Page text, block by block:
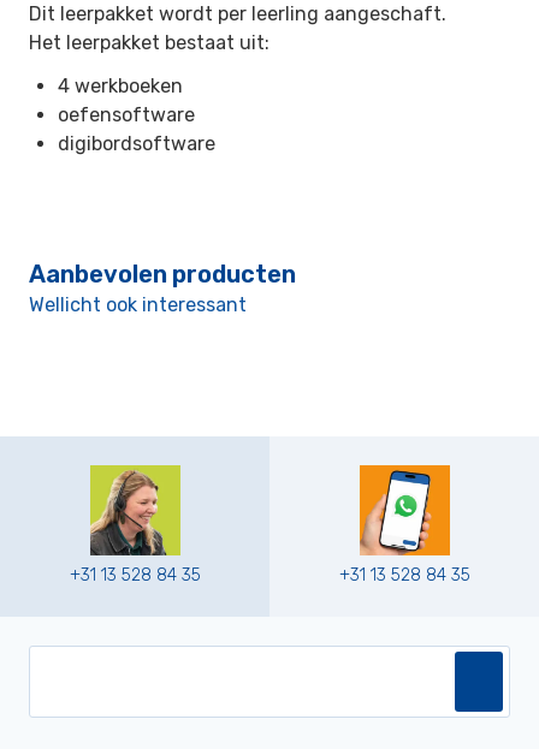
Dit leerpakket wordt per leerling aangeschaft.
Het leerpakket bestaat uit:
4 werkboeken
oefensoftware
digibordsoftware
Aanbevolen producten
Wellicht ook interessant
+31 13 528 84 35 +31 13 528 84 35